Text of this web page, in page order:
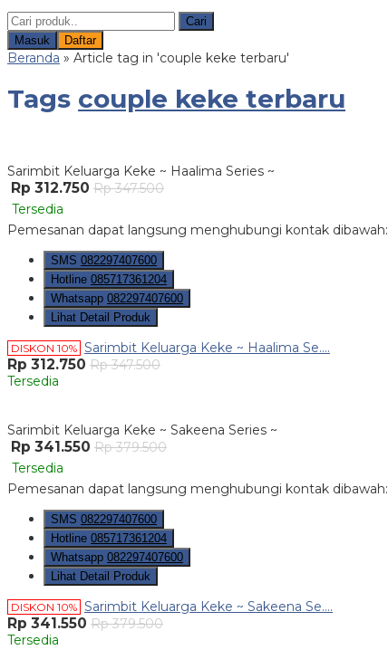
Cari
Masuk
Daftar
Beranda » Article tag in 'couple keke terbaru'
Tags couple keke terbaru
Sarimbit Keluarga Keke ~ Haalima Series ~
Rp 312.750 Rp 347.500
Tersedia
Pemesanan dapat langsung menghubungi kontak dibawah:
SMS 082297407600
Hotline 085717361204
Whatsapp 082297407600
Lihat Detail Produk
DISKON 10% Sarimbit Keluarga Keke ~ Haalima Se....
Rp 312.750 Rp 347.500
Tersedia
Sarimbit Keluarga Keke ~ Sakeena Series ~
Rp 341.550 Rp 379.500
Tersedia
Pemesanan dapat langsung menghubungi kontak dibawah:
SMS 082297407600
Hotline 085717361204
Whatsapp 082297407600
Lihat Detail Produk
DISKON 10% Sarimbit Keluarga Keke ~ Sakeena Se....
Rp 341.550 Rp 379.500
Tersedia